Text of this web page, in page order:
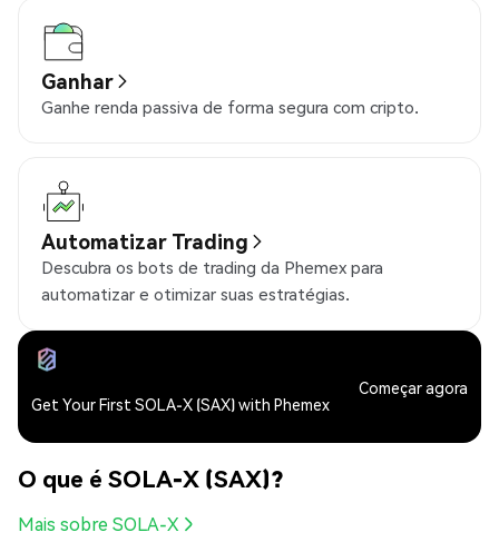
Ganhar
Ganhe renda passiva de forma segura com cripto.
Automatizar Trading
Descubra os bots de trading da Phemex para
automatizar e otimizar suas estratégias.
Get Your First SOLA-X (SAX) with Phemex
Começar agora
O que é SOLA-X (SAX)?
Mais sobre SOLA-X